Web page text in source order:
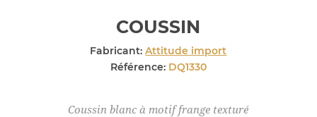
COUSSIN
Fabricant: Attitude import
Référence: DQ1330
Coussin blanc à motif frange texturé